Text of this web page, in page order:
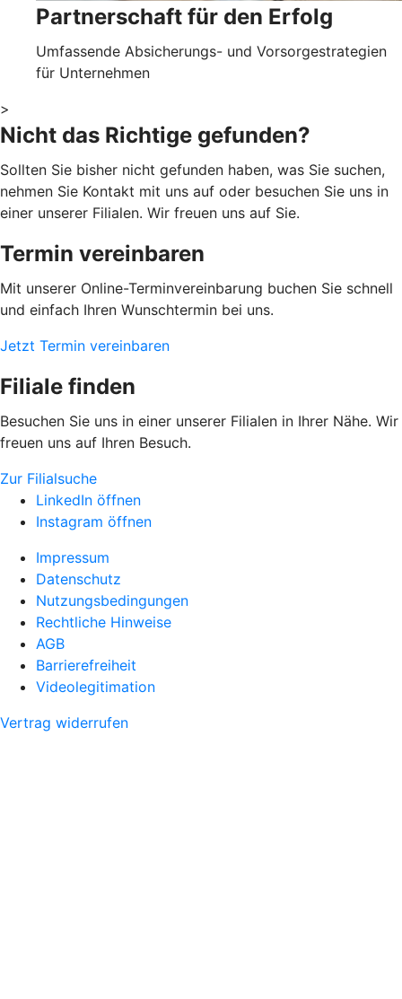
Partnerschaft für den Erfolg
Umfassende Absicherungs- und Vorsorgestrategien
für Unternehmen
>
Nicht das Richtige gefunden?
Sollten Sie bisher nicht gefunden haben, was Sie suchen,
nehmen Sie Kontakt mit uns auf oder besuchen Sie uns in
einer unserer Filialen. Wir freuen uns auf Sie.
Termin vereinbaren
Mit unserer Online-Terminvereinbarung buchen Sie schnell
und einfach Ihren Wunschtermin bei uns.
Jetzt Termin vereinbaren
Filiale finden
Besuchen Sie uns in einer unserer Filialen in Ihrer Nähe. Wir
freuen uns auf Ihren Besuch.
Zur Filialsuche
LinkedIn öffnen
Instagram öffnen
Impressum
Datenschutz
Nutzungsbedingungen
Rechtliche Hinweise
AGB
Barrierefreiheit
Videolegitimation
Vertrag widerrufen